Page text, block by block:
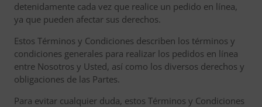
detenidamente cada vez que realice un pedido en línea,
ya que pueden afectar sus derechos.
Estos Términos y Condiciones describen los términos y
condiciones generales para realizar los pedidos en línea
entre Nosotros y Usted, así como los diversos derechos y
obligaciones de las Partes.
Para evitar cualquier duda, estos Términos y Condiciones